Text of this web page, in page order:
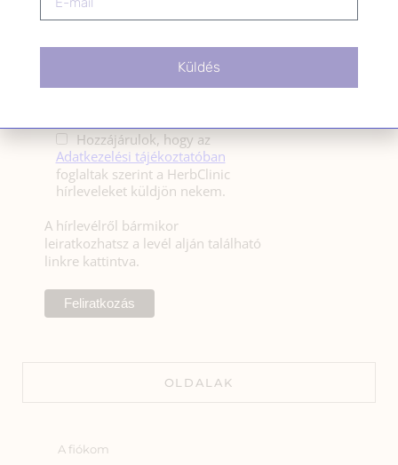
E-mail cím
Kérlek a feliratkozáshoz fogadd el
Hozzájárulok, hogy az
Adatkezelési tájékoztatóban
foglaltak szerint a HerbClinic
hírleveleket küldjön nekem.
A hírlevélről bármikor
leiratkozhatsz a levél alján található
linkre kattintva.
OLDALAK
A fiókom
Küldés